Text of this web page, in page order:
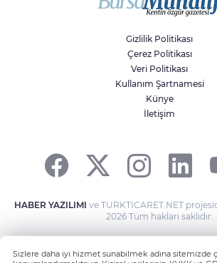
Gizlilik Politikası
Çerez Politikası
Veri Politikası
Kullanım Şartnamesi
Künye
İletişim
HABER YAZILIMI ve TURKTICARET.NET
2026 Tüm hakları saklıdır.
Sizlere daha iyi hizmet sunabilmek adına sitemizde